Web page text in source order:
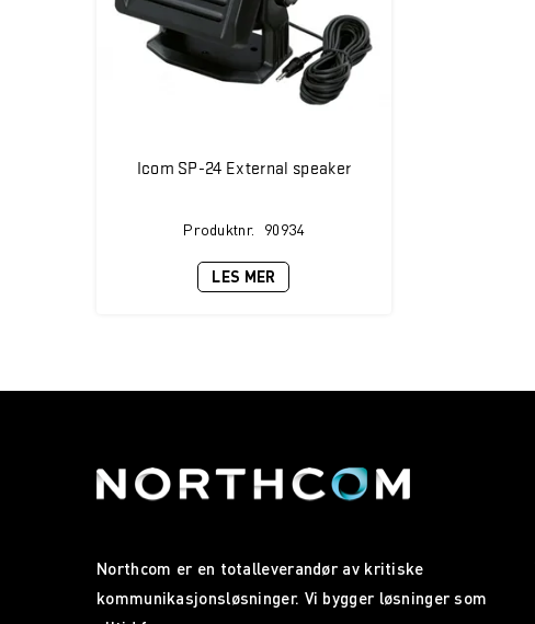
Icom SP-24 External speaker
Produktnr. 90934
LES MER
Northcom er en totalleverandør av kritiske
kommunikasjonsløsninger. Vi bygger løsninger som